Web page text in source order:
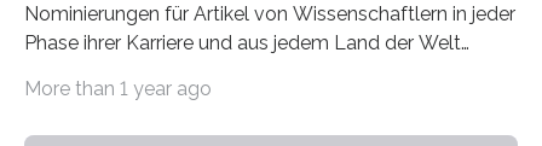
Nominierungen für Artikel von Wissenschaftlern in jeder
Phase ihrer Karriere und aus jedem Land der Welt
Leben gerufen, um die bemerkenswertesten
More than 1 year ago